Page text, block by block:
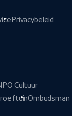
Privacybeleid
Cultuur
Ombudsman